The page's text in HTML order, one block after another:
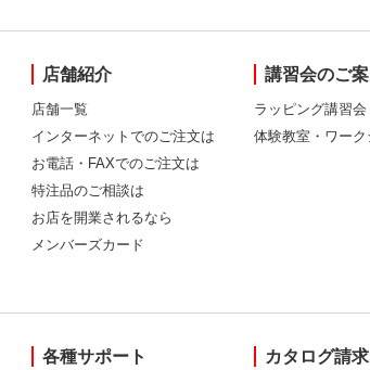
店舗紹介
店舗一覧
インターネットでのご注文は
お電話・FAXでのご注文は
特注品のご相談は
お店を開業されるなら
メンバーズカード
講習会のご
ラッピング講習会
体験教室・ワー
各種サポート カタログ請求